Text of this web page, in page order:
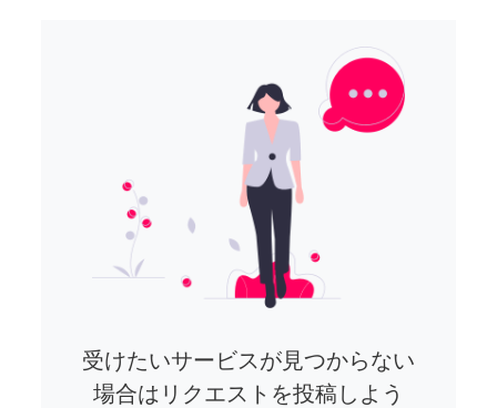
受けたいサービスが見つからない
場合はリクエストを投稿しよう